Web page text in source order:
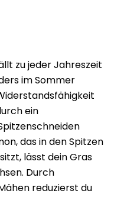
zu jeder Jahreszeit
im Sommer
ein
das in den Spitzen
lässt dein Gras
Durch
reduzierst du